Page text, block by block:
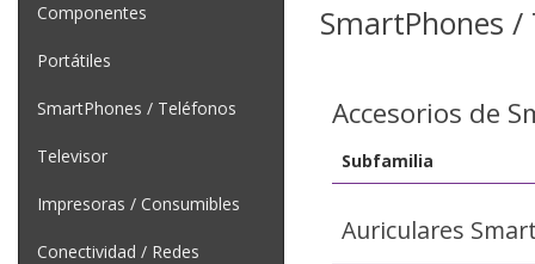
Componentes
Portátiles
SmartPhones / Teléfonos
Televisor
Impresoras / Consumibles
Conectividad / Redes
SmartPhones /
Accesorios de
Subfamilia
Auriculares